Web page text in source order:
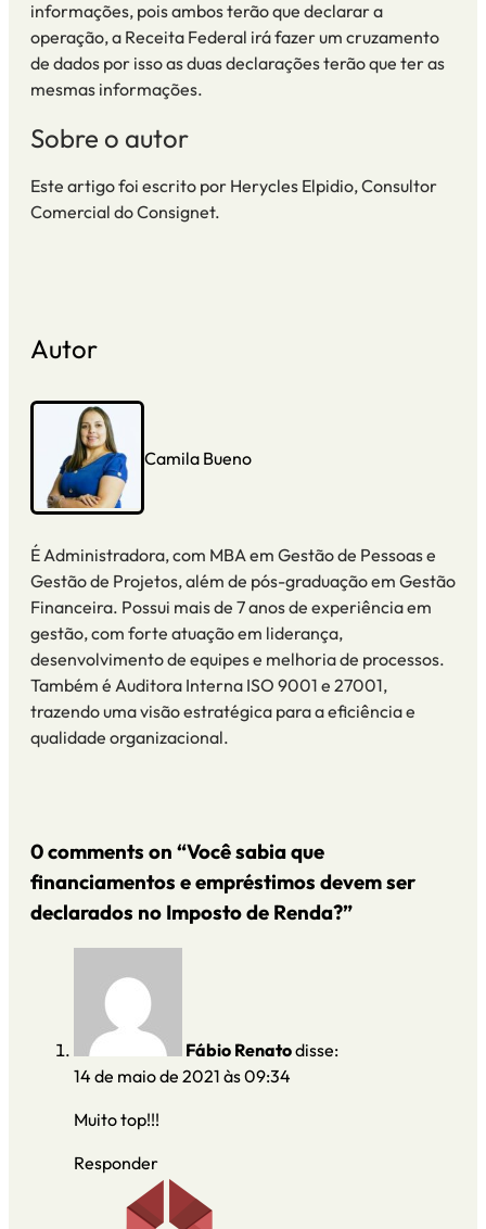
informações, pois ambos terão que declarar a
operação, a Receita Federal irá fazer um cruzamento
de dados por isso as duas declarações terão que ter as
mesmas informações.
Sobre o autor
Este artigo foi escrito por Herycles Elpidio, Consultor
Comercial do Consignet.
Autor
Camila Bueno
É Administradora, com MBA em Gestão de Pessoas e
Gestão de Projetos, além de pós-graduação em Gestão
Financeira. Possui mais de 7 anos de experiência em
gestão, com forte atuação em liderança,
desenvolvimento de equipes e melhoria de processos.
Também é Auditora Interna ISO 9001 e 27001,
trazendo uma visão estratégica para a eficiência e
qualidade organizacional.
0 comments on “Você sabia que
financiamentos e empréstimos devem ser
declarados no Imposto de Renda?”
Fábio Renatodisse:
14 de maio de 2021 às 09:34
Muito top!!!
Responder